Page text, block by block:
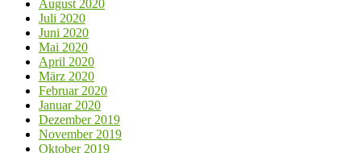
August 2020
Juli 2020
Juni 2020
Mai 2020
April 2020
März 2020
Februar 2020
Januar 2020
Dezember 2019
November 2019
Oktober 2019